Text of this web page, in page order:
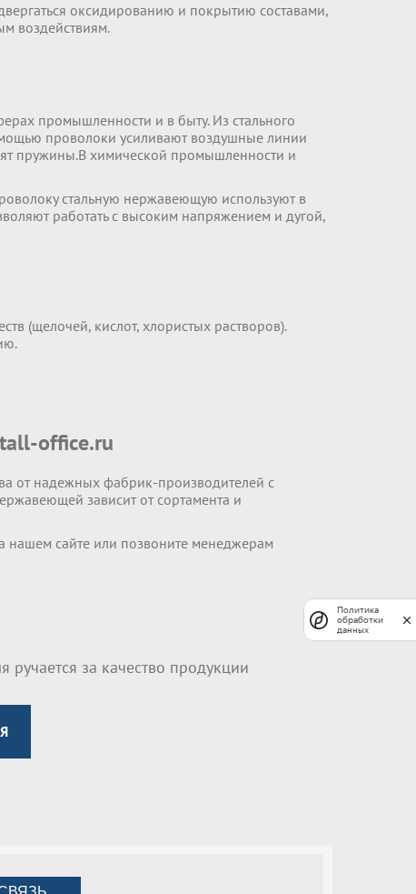
оксидированию и покрытию составами,
воздействиям.
промышленности и в быту. Из стального
проволоки усиливают воздушные линии
пружины.В химической промышленности и
стальную нержавеющую используют в
работать с высоким напряжением и дугой,
(щелочей, кислот, хлористых растворов).
office.ru
от надежных фабрик-производителей с
зависит от сортамента и
нашем сайте или позвоните менеджерам
ручается за качество продукции
Политика
обработки
данных